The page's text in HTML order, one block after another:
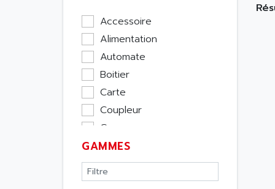
Accessoire
Alimentation
Automate
Boitier
Carte
Coupleur
Cpu
Ecran
Entrée / Sortie
Memoire
GAMMES